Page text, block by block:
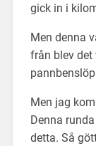
gick in i
Men denna
från blev
Men jag
Denna
detta. Så